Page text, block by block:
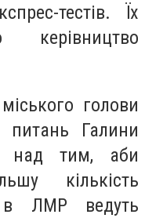
тестів. Їх
керівництво
голови
питань Галини
над тим, аби
кількість
в ЛМР ведуть